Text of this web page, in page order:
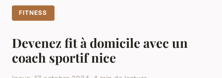
FITNESS
Devenez fit à domicile avec un
coach sportif nice